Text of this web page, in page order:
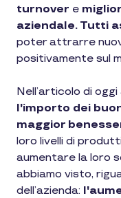
turnover e
aziendale. Tutti
poter attrarre
positivamente sul
Nell’articolo di
l'importo dei
maggior
loro livelli di
aumentare la loro
abbiamo visto,
dell’azienda: